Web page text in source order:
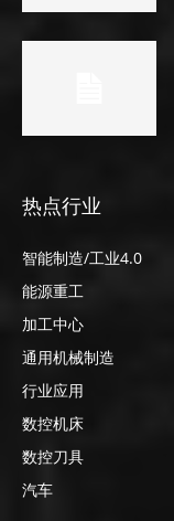
热点行业
智能制造/工业4.0
能源重工
加工中心
通用机械制造
行业应用
数控机床
数控刀具
汽车